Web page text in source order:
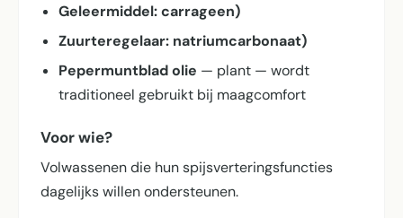
Geleermiddel: carrageen)
Zuurteregelaar: natriumcarbonaat)
Pepermuntblad olie — plant — wordt
traditioneel gebruikt bij maagcomfort
Voor wie?
Volwassenen die hun spijsverterings­functies
dagelijks willen ondersteunen.